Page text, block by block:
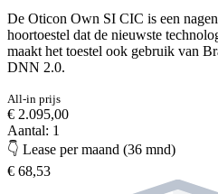
De Oticon Own SI CIC is een
hoortoestel dat de nieuwste
maakt het toestel ook gebruik van
DNN 2.0.
All-in prijs
€ 2.095,00
Aantal: 1
👇 Lease per maand (36 mnd)
€ 68,53